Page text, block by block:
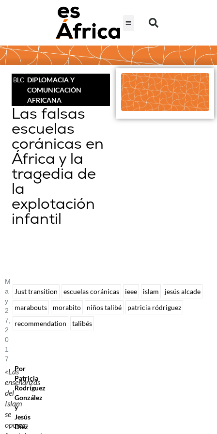
BLOGDIPLOMACIA Y
COMUNICACIÓN
AFRICANA
Las falsas
escuelas
coránicas en
África y la
tragedia de
la
explotación
infantil
M
A
Y
2
7,
2
0
1
7
«Las
enseñanzas
del
Islam
se
oponen
Por
Patricia
Rodríguez
González
y
Jesús
Díez
Just transition escuelas coránicas ieee islam
jesús alcade
marabouts
morabito niños talibé
patricia ródriguez
recommendation
talibés